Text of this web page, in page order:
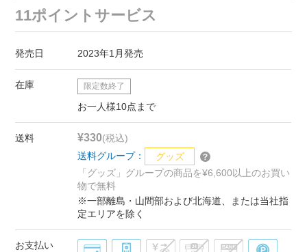
11ポイントサービス
発売日 2023年1月発売
在庫 限定数終了
お一人様10点まで
送料 ¥330(税込)
送料グループ：
グッズ
「グッズ」グループの商品を¥6,600以上のお買い
物で無料
※一部離島・山間部および北海道、または当社指
定エリアを除く
お支払い